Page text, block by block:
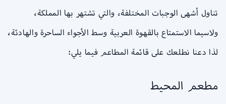
تناول أشهى الوجبات المختلفة، والتي تشتهر بها المملكة،
ولاسيما الاستمتاع بالقهوة العربية وسط الأجواء الساحرة والهادئة،
لذا دعنا نطلعك على قائمة المطاعم فيما يلي:
مطعم المحيط